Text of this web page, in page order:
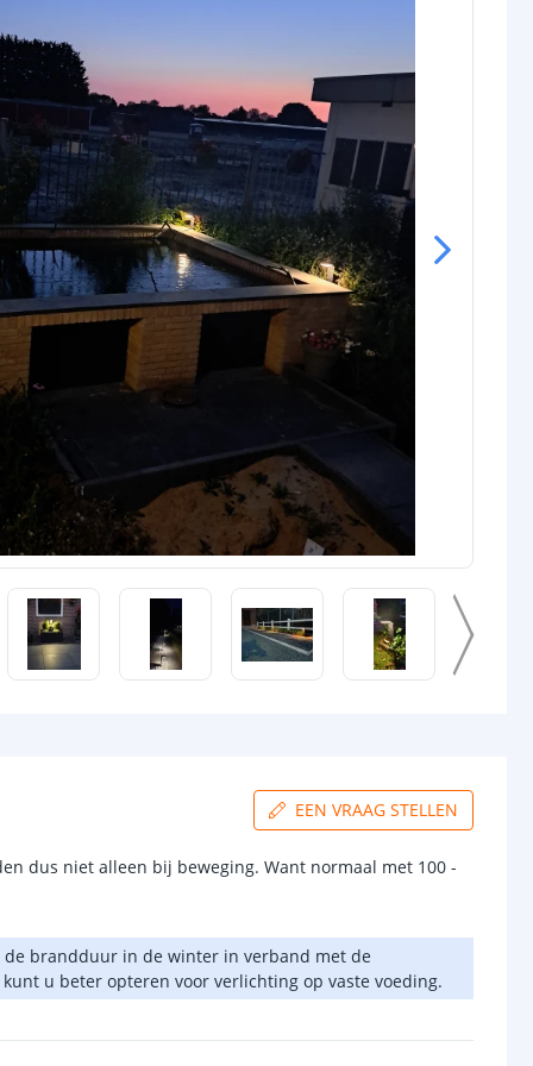
EEN VRAAG STELLEN
dus niet alleen bij beweging. Want normaal met 100 -
de brandduur in de winter in verband met de
u beter opteren voor verlichting op vaste voeding.